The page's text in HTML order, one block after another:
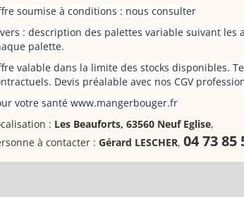
soumise à conditions : nous consulter
: description des palettes variable suivant les
palette.
valable dans la limite des stocks disponibles.
Devis préalable avec nos CGV
votre santé www.mangerbouger.fr
: Les Beauforts, 63560 Neuf Eglise,
à contacter : Gérard LESCHER, 04 73 85